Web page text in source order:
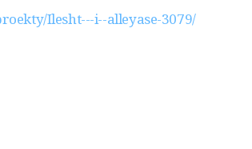
Ilesht---i--alleyase-3079/